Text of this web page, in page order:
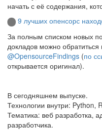
начать с её содержания,
9 лучших опенсорс
За полным списком новых
докладов можно
@OpensourceFindings (по
открывается оригинал).
В сегодняшнем выпуске.
Технологии внутри: Python,
Тематика: веб разработка,
разработчика.